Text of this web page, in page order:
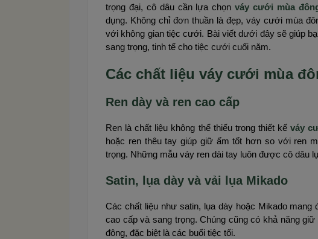
trọng đại, cô dâu cần lựa chọnváy cưới mùa
dụng. Không chỉ đơn thuần là đẹp, váy cưới mùa
với không gian tiệc cưới. Bài viết dưới đây sẽ giúp
sang trọng, tinh tế cho tiệc cưới cuối năm.
Các chất liệu váy cưới mùa
Ren dày và ren cao cấp
Ren là chất liệu không thể thiếu trong thiết kếváy
hoặc ren thêu tay giúp giữ ấm tốt hơn so với ren
trọng. Những mẫu váy ren dài tay luôn được cô dâu
Satin, lụa dày và vải lụa Mikado
Các chất liệu như satin, lụa dày hoặc Mikado mang
cao cấp và sang trọng. Chúng cũng có khả năng
đông, đặc biệt là các buổi tiệc tối.